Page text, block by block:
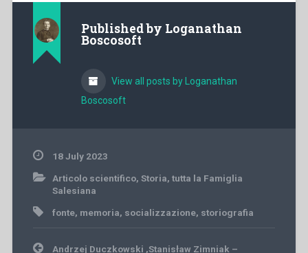
Published by Loganathan
Boscosoft
View all posts by Loganathan
Boscosoft
18 July 2023
Articolo scientifico, Storia, tutta la Famiglia
Salesiana
fonte, memoria, socializzazione, storiografia
PostAndrzej Duczkowski ,Stanisław Zimniak –